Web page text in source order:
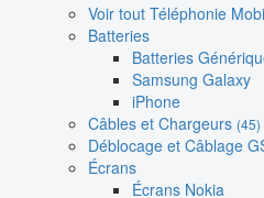
Voir tout Téléphonie
Batteries
Batteries
Samsung Galaxy
iPhone
Câbles et Chargeurs (45)
Déblocage et Câblage
Écrans
Écrans Nokia